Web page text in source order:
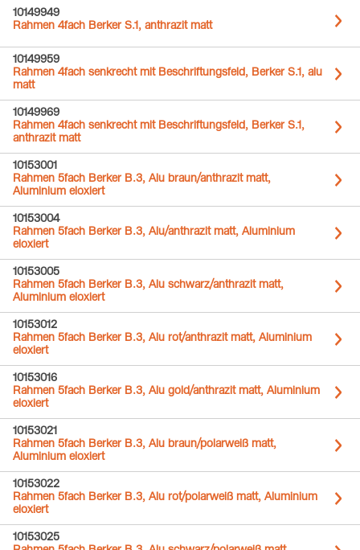
10149949
Rahmen 4fach Berker S.1, anthrazit matt
10149959
Rahmen 4fach senkrecht mit Beschriftungsfeld, Berker S.1, alu
matt
10149969
Rahmen 4fach senkrecht mit Beschriftungsfeld, Berker S.1,
anthrazit matt
10153001
Rahmen 5fach Berker B.3, Alu braun/anthrazit matt,
Aluminium eloxiert
10153004
Rahmen 5fach Berker B.3, Alu/anthrazit matt, Aluminium
eloxiert
10153005
Rahmen 5fach Berker B.3, Alu schwarz/anthrazit matt,
Aluminium eloxiert
10153012
Rahmen 5fach Berker B.3, Alu rot/anthrazit matt, Aluminium
eloxiert
10153016
Rahmen 5fach Berker B.3, Alu gold/anthrazit matt, Aluminium
eloxiert
10153021
Rahmen 5fach Berker B.3, Alu braun/polarweiß matt,
Aluminium eloxiert
10153022
Rahmen 5fach Berker B.3, Alu rot/polarweiß matt, Aluminium
eloxiert
10153025